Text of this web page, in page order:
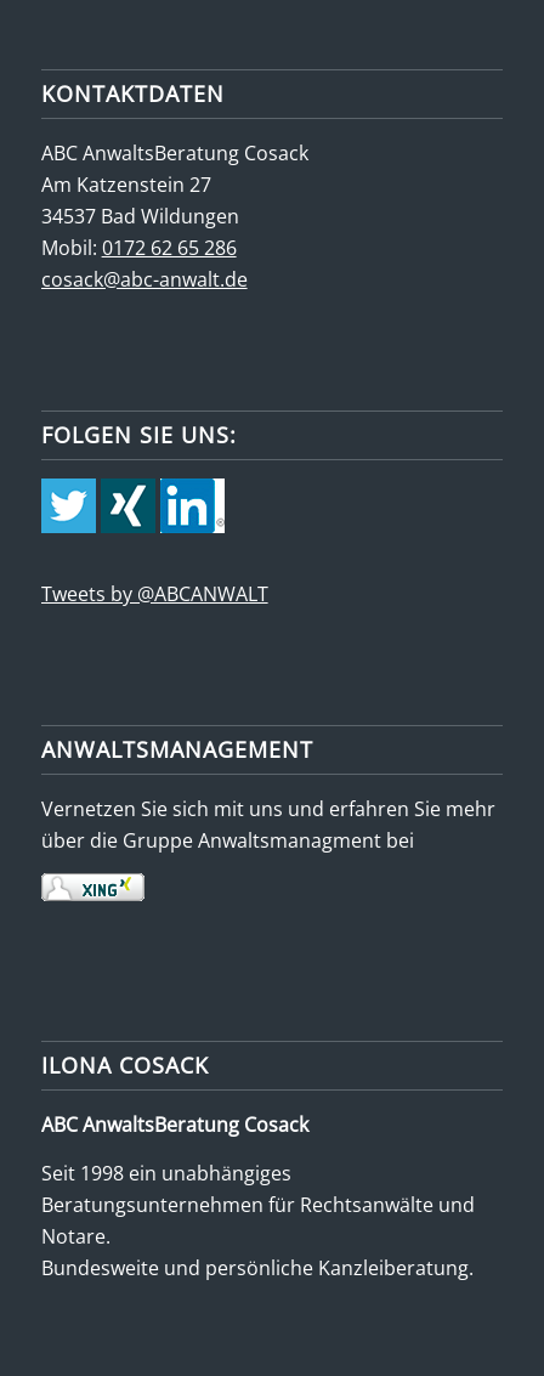
KONTAKTDATEN
ABC AnwaltsBeratung Cosack
Am Katzenstein 27
34537 Bad Wildungen
Mobil: 0172 62 65 286
cosack@abc-anwalt.de
FOLGEN SIE UNS:
Tweets by @ABCANWALT
ANWALTSMANAGEMENT
Vernetzen Sie sich mit uns und erfahren Sie mehr
über die Gruppe Anwaltsmanagment bei
ILONA COSACK
ABC AnwaltsBeratung Cosack
Seit 1998 ein unabhängiges
Beratungsunternehmen für Rechtsanwälte und
Notare.
Bundesweite und persönliche Kanzleiberatung.